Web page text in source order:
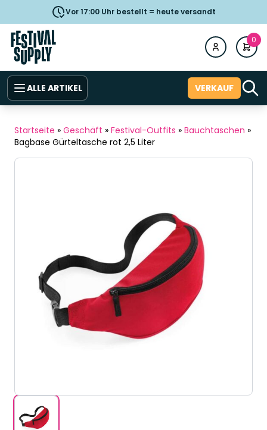
Vor 17:00 Uhr bestellt = heute versandt
0
ALLE ARTIKEL VERKAUF
Startseite » Geschäft » Festival-Outfits » Bauchtaschen »
Bagbase Gürteltasche rot 2,5 Liter